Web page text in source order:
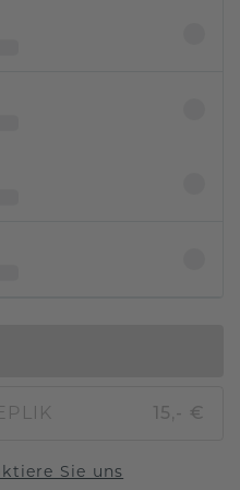
15,- €
Sie uns